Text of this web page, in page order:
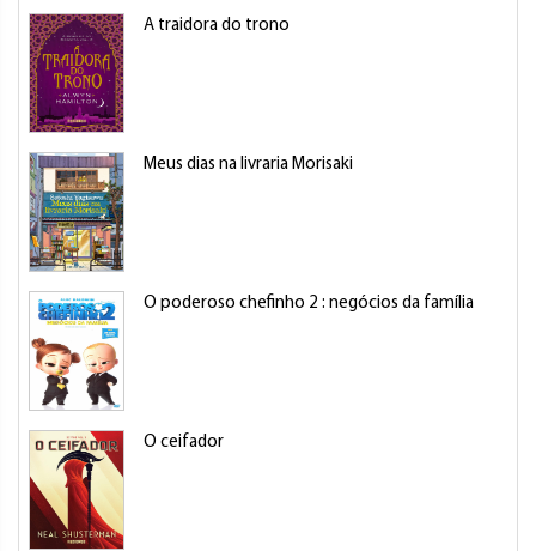
A traidora do trono
Meus dias na livraria Morisaki
O poderoso chefinho 2 : negócios da família
O ceifador